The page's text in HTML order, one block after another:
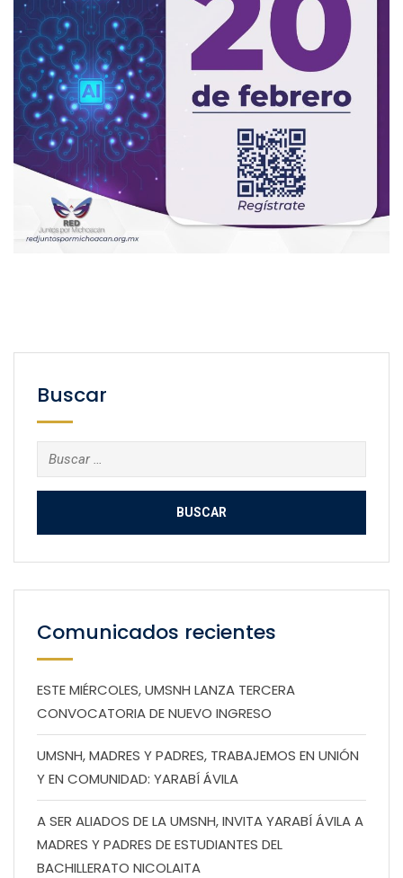
Buscar
Buscar:
Comunicados recientes
ESTE MIÉRCOLES, UMSNH LANZA TERCERA
CONVOCATORIA DE NUEVO INGRESO
UMSNH, MADRES Y PADRES, TRABAJEMOS EN UNIÓN
Y EN COMUNIDAD: YARABÍ ÁVILA
A SER ALIADOS DE LA UMSNH, INVITA YARABÍ ÁVILA A
MADRES Y PADRES DE ESTUDIANTES DEL
BACHILLERATO NICOLAITA